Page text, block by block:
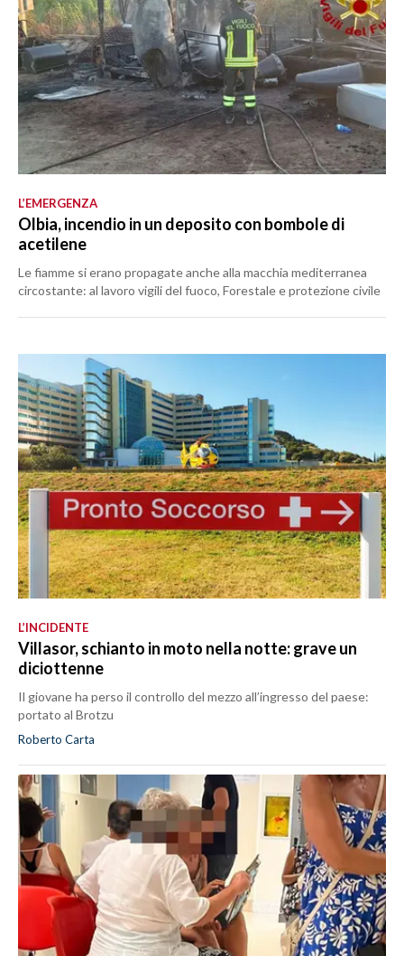
L’EMERGENZA
Olbia, incendio in un deposito con bombole di
acetilene
Le fiamme si erano propagate anche alla macchia mediterranea
circostante: al lavoro vigili del fuoco, Forestale e protezione civile
L’INCIDENTE
Villasor, schianto in moto nella notte: grave un
diciottenne
Il giovane ha perso il controllo del mezzo all’ingresso del paese:
portato al Brotzu
Roberto Carta